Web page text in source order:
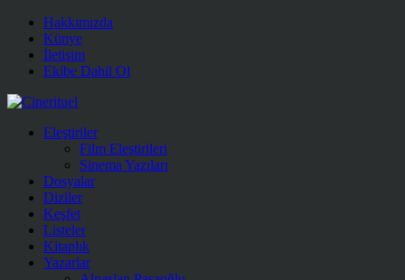
Hakkımızda
Künye
İletişim
Ekibe Dahil Ol
Eleştiriler
Film Eleştirileri
Sinema Yazıları
Dosyalar
Diziler
Keşfet
Listeler
Kitaplık
Yazarlar